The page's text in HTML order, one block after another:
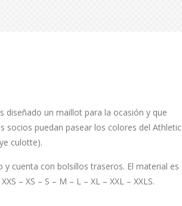
diseñado un maillot para la ocasión y que
puedan pasear los colores del Athletic
culotte).
cuenta con bolsillos traseros. El material es
– XS – S – M – L – XL – XXL – XXLS.